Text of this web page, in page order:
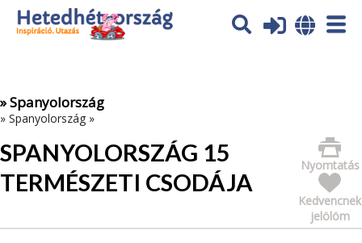
Az oldal sütiket (cookies) használ. További tájékoztatás itt:
Adatvédelmi tájékoztató
» Spanyolország
» Spanyolország »
SPANYOLORSZÁG 15
TERMÉSZETI CSODÁJA
Nyomtatás
Kedvencnek
jelölöm